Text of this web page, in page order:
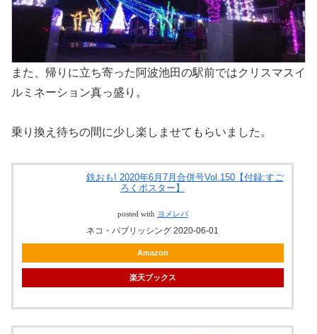
また、帰りに立ち寄った阿波池田の駅前ではクリスマスイ
ルミネーション真っ盛り。
乗り換え待ちの間に少し楽しませてもらいました。
鉄おも! 2020年6月7月合併号Vol.150【付録:すご
ろくポスター】
posted with ヨメレバ
ネコ・パブリッシング 2020-06-01
Amazon
楽天ブックス